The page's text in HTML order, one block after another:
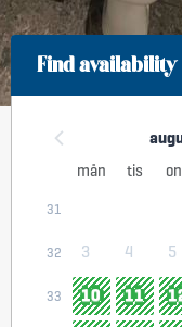
Find availability
mån
tis
31
32 3 4 5
33 10 11